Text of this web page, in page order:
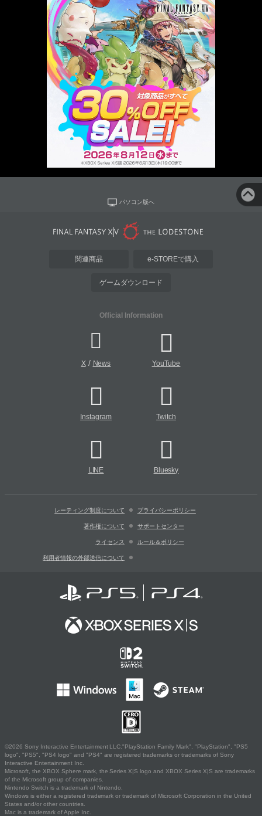
パソコン版へ
関連商品 e-STOREで購入
ゲームダウンロード
Official Information
X/ News YouTube
Instagram Twitch
LINE Bluesky
レーティング制度について プライバシーポリシー
著作権について サポートセンター
ライセンス ルール＆ポリシー
利用者情報の外部送信について
©2026 Sony Interactive Entertainment LLC."PlayStation Family Mark", "PlayStation", "PS5
logo", "PS5", "PS4 logo" and "PS4" are registered trademarks or trademarks of Sony
Interactive Entertainment Inc.
Microsoft, the XBOX Sphere mark, the Series X|S logo and XBOX Series X|S are trademarks
of the Microsoft group of companies.
Nintendo Switch is a trademark of Nintendo.
Windows is either a registered trademark or trademark of Microsoft Corporation in the United
States and/or other countries.
Mac is a trademark of Apple Inc.